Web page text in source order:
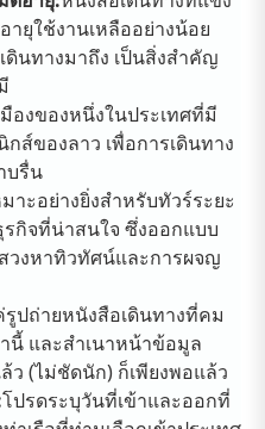
ายุใช้งานเหลืออย่างน้อย
นทางมาถึง เป็นสิ่งสำคัญ
องของหนึ่งในประเทศที่มี
ส์ของลาว เพื่อการเดินทาง
บรื่น
มาะอย่างยิ่งสำหรับทัวร์ระยะ
กิจที่น่าสนใจ ซึ่งออกแบบ
งหาทิวทัศน์และการผจญ
รูปถ่ายหนังสือเดินทางที่คม
นี้ และสำเนาหน้าข้อมูล
(ไม่ชัดนัก) ก็เพียงพอแล้ว
โปรดระบุวันที่เข้าและออกที่